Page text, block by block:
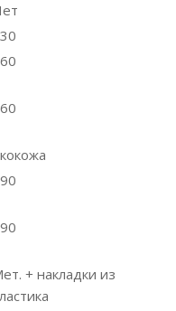
+ накладки из